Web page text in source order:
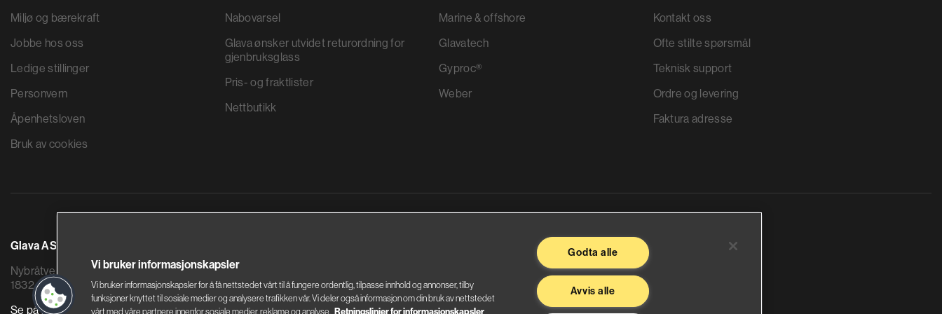
Miljø og bærekraft
Jobbe hos oss
Ledige stillinger
Personvern
Åpenhetsloven
Bruk av cookies
Nabovarsel
Glava ønsker utvidet returordning for
gjenbruksglass
Pris- og fraktlister
Nettbutikk
Marine & offshore
Glavatech
Gyproc®
Weber
Kontakt oss
Ofte stilte spørsmål
Teknisk support
Ordre og levering
Faktura adresse
Glava AS
Nybråtveien 2
1832 Askim
Se på kart
Sandstuveien 68
0680 Oslo
Se på kart
Vi bruker informasjonskapsler
Vi bruker informasjonskapsler for å få nettstedet vårt til å fungere ordentlig, tilpasse innhold og annonser, tilby
funksjoner knyttet til sosiale medier og analysere trafikken vår. Vi deler også informasjon om din bruk av nettstedet
vårt med våre partnere innenfor sosiale medier, reklame og analyse. Retningslinjer for informasjonskapsler
Godta alle
Avvis alle